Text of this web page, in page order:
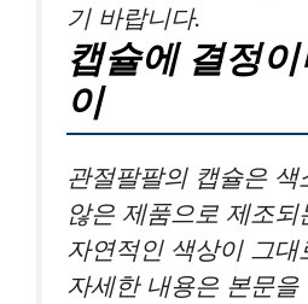
기 바랍니다.
캡슐에 결정
이
관절팔팔의 캡슐은 색
않은 제품으로 제조
자연적인 색상이 그대
자세한 내용은 본문을